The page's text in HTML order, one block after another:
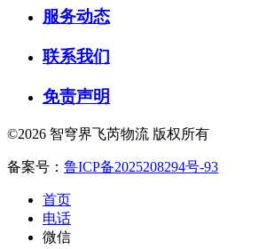
服务动态
联系我们
免责声明
©2026 智穹界飞芮物流 版权所有
备案号： 鲁ICP备2025208294号-93
首页
电话
微信